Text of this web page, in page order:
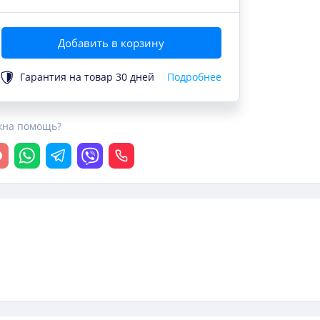
Добавить в корзину
Гарантия на товар 30 дней Подробнее
помощь?
чат
WhatsappTelegramViber Позвонить